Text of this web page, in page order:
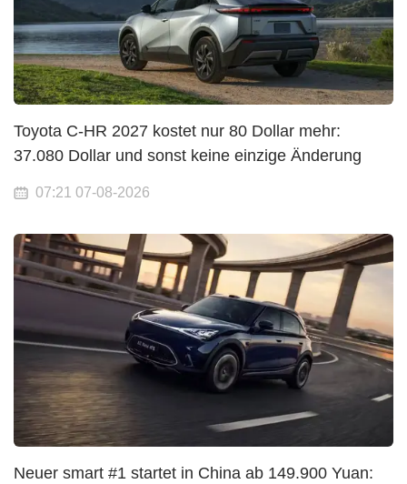
Toyota C-HR 2027 kostet nur 80 Dollar mehr:
37.080 Dollar und sonst keine einzige Änderung
07:21 07-08-2026
Neuer smart #1 startet in China ab 149.900 Yuan: